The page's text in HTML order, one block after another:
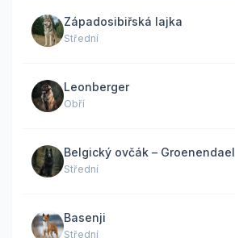
Západosibiřská lajka
Střední
Leonberger
Obří
Belgický ovčák – Groenendael
Střední
Basenji
Střední